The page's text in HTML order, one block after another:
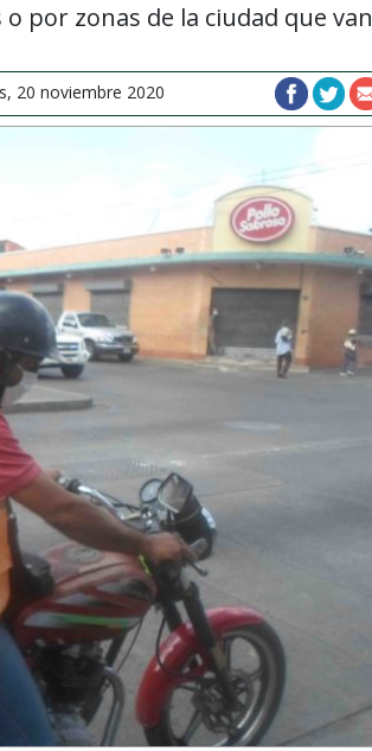
por zonas de la ciudad que van
20 noviembre 2020